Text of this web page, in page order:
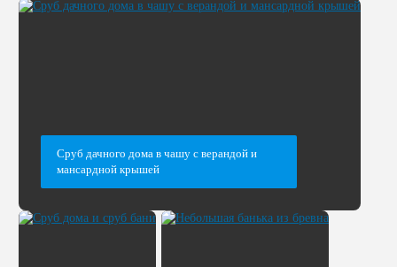
Сруб дачного дома в чашу с верандой и
мансардной крышей